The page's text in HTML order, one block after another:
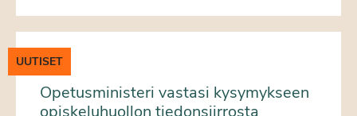
UUTISET
Opetusministeri vastasi kysymykseen
opiskeluhuollon tiedonsiirrosta